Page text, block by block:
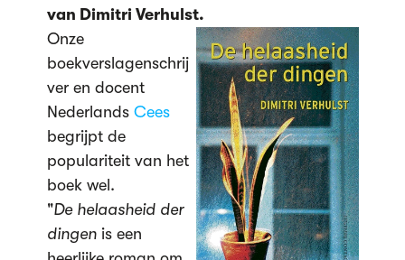
van Dimitri Verhulst.
Onze
boekverslagenschrij
ver en docent
Nederlands Cees
begrijpt de
populariteit van het
boek wel.
"De helaasheid der
dingenis een